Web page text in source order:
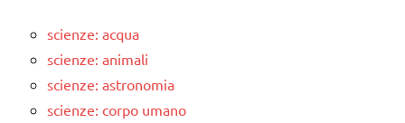
scienze: acqua
scienze: animali
scienze: astronomia
scienze: corpo umano